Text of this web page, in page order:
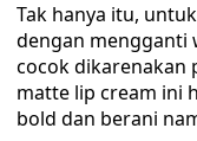
Tak hanya itu,
dengan mengganti
cocok dikarenakan
matte lip cream ini
bold dan berani